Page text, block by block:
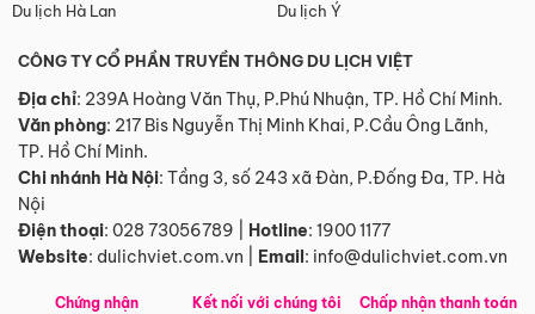
Du lịch Hà Lan
Du lịch Ý
CÔNG TY CỔ PHẦN TRUYỀN THÔNG DU LỊCH VIỆT
Địa chỉ: 239A Hoàng Văn Thụ, P.Phú Nhuận, TP. Hồ Chí Minh.
Văn phòng: 217 Bis Nguyễn Thị Minh Khai, P.Cầu Ông Lãnh,
TP. Hồ Chí Minh.
Chi nhánh Hà Nội: Tầng 3, số 243 xã Đàn, P.Đống Đa, TP. Hà
Nội
Điện thoại: 028 73056789 Hotline: 1900 1177
Website: dulichviet.com.vn Email: info@dulichviet.com.vn
Chứng nhận Kết nối với chúng tôi Chấp nhận thanh toán